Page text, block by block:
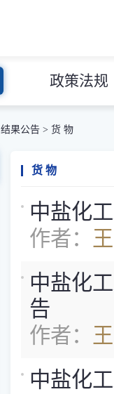
政策法规
结果公告 > 货 物
货 物
中盐化
作者：
中盐化
告
作者：
中盐化